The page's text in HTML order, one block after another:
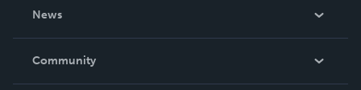
News
In The News
Community